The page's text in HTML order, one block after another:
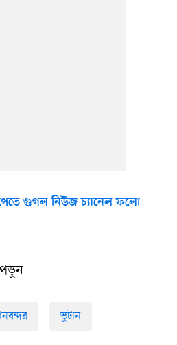
গুগল নিউজ চ্যানেল ফলো
ভুটান